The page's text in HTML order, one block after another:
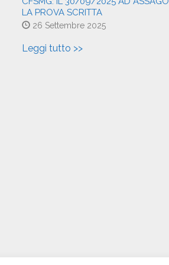
LA PROVA SCRITTA
26 Settembre 2025
Leggi tutto >>